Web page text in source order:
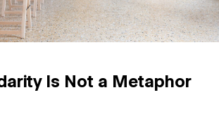
Is Not a Metaphor